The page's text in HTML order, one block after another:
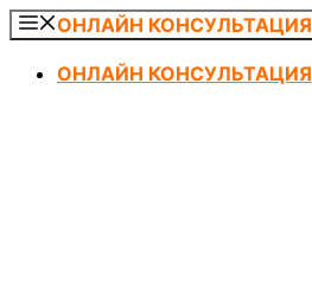
Перейти
содержимому
ОНЛАЙН КОНСУЛЬТАЦИЯ
ОНЛАЙН КОНСУЛЬТАЦИЯ